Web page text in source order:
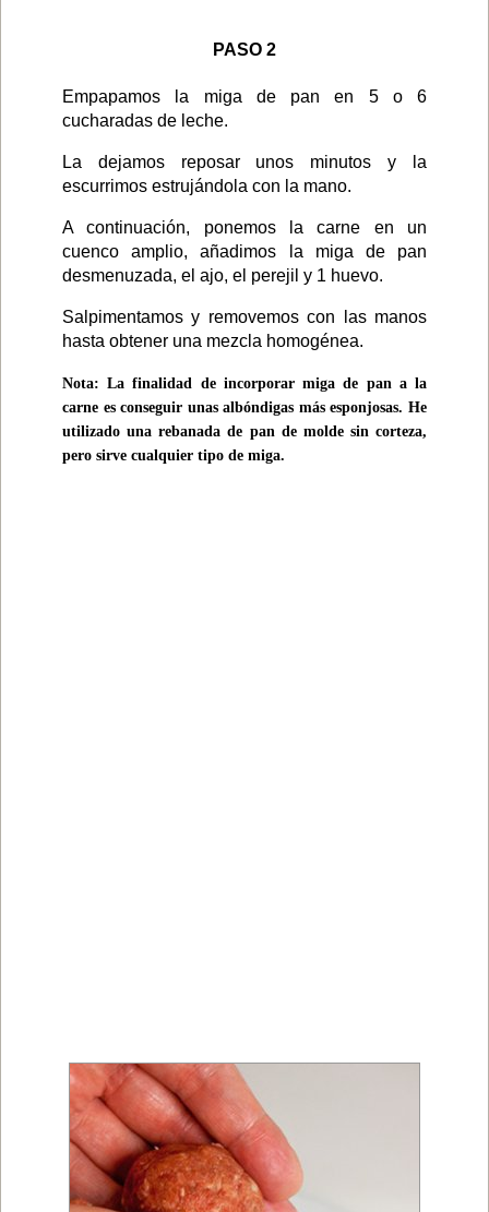
PASO 2
Empapamos la miga de pan en 5 o 6
cucharadas de leche.
La dejamos reposar unos minutos y la
escurrimos estrujándola con la mano.
A continuación, ponemos la carne en un
cuenco amplio, añadimos la miga de pan
desmenuzada, el ajo, el perejil y 1 huevo.
Salpimentamos y removemos con las manos
hasta obtener una mezcla homogénea.
Nota: La finalidad de incorporar miga de pan a la
carne es conseguir unas albóndigas más esponjosas. He
utilizado una rebanada de pan de molde sin corteza,
pero sirve cualquier tipo de miga.